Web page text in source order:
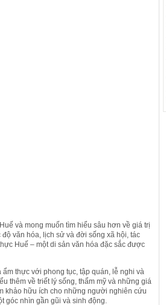
và mong muốn tìm hiểu sâu hơn về giá trị
văn hóa, lịch sử và đời sống xã hội, tác
Huế – một di sản văn hóa đặc sắc được
thực với phong tục, tập quán, lễ nghi và
thêm về triết lý sống, thẩm mỹ và những giá
khảo hữu ích cho những người nghiên cứu
góc nhìn gần gũi và sinh động.